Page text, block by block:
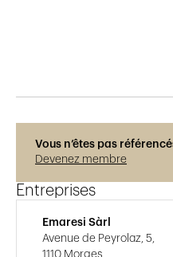
Vous n’êtes pas
Devenez membre
Entreprises
Emaresi Sàrl
Avenue de Peyrolaz, 5,
1110 Morges